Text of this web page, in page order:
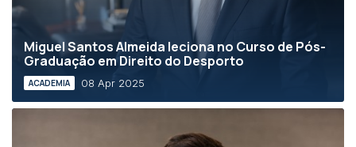
Miguel Santos Almeida leciona no Curso de Pós-
Graduação em Direito do Desporto
ACADEMIA 08 Apr 2025